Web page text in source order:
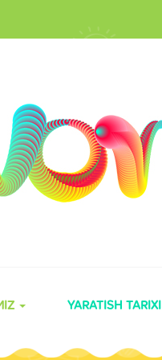
YARATISH TARIXI